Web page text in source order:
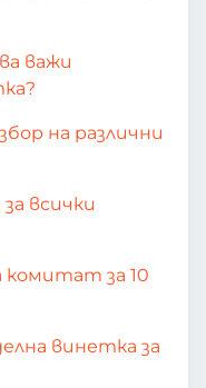
важи
на различни
всички
комитат за 10
винетка за